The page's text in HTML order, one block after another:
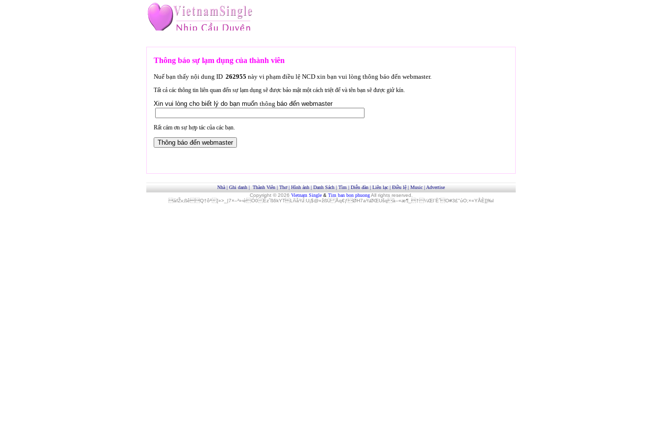
Thông báo sự lạm dụng của thành viên
Nuế bạn thấy nội dung ID 262955 này vi phạm điều lệ NCD xin bạn vui lòng thông báo đến webmaster.
Tất cả các thông tin liên quan đến sự lạm dụng sẽ được bảo mật một cách triệt để và tên bạn sẽ được giử kín.
Xin vui lòng cho biết lý do bạn muốn thông báo đến webmaster
Rất cám ơn sự hợp tác của các bạn.
Nhà | Ghi danh | Thành Viên | Thơ| Hình ảnh | Danh Sách | Tìm | Diễn đàn | Liên lạc | Điều lệ | Music | Advertise
Copyright © 2026 Vietnam Single& Tim ban bon phuong All rights reserved.
áfŽv‚ßêQ†ôª[»>_|7×–²»‹èÓ0Èz˜ß6kYTLñå¾Î:U¡$@«žßÜ Åq€ƒØH7a¾ØŒUšqà–«æ¶_†¼Œl¨ËˆO#3£"úO;×«Y­ÅÈ]}‰l